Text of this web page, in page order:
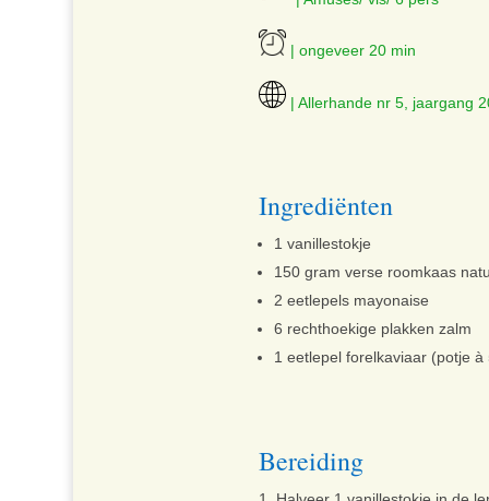
| ongeveer 20 min
| Allerhande nr 5, jaargang
Ingrediënten
1 vanillestokje
150 gram verse roomkaas
2 eetlepels mayonaise
6 rechthoekige plakken zalm
1 eetlepel forelkaviaar (potje
Bereiding